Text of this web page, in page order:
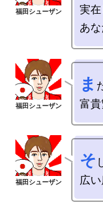
実
ま
そ